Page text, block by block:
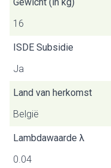
16
ISDE Subsidie
Ja
Land van herkomst
België
Lambdawaarde λ
0.04